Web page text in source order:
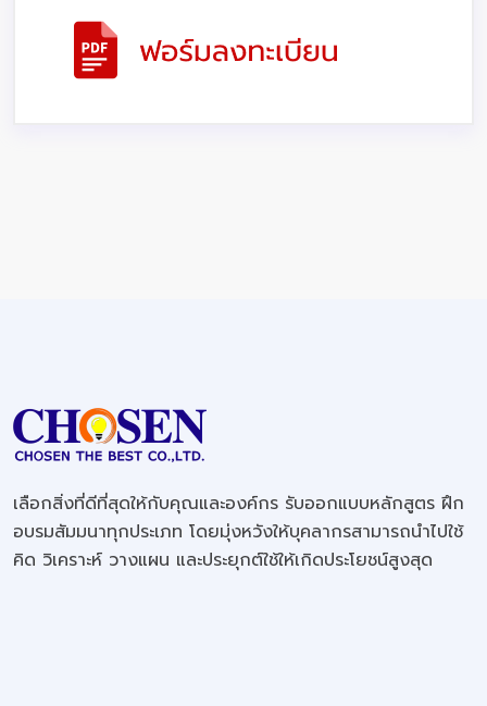
เลือกสิ่งที่ดีที่สุดให้กับคุณและองค์กร รับออกแบบหลักสูตร ฝึก
อบรมสัมมนาทุกประเภท โดยมุ่งหวังให้บุคลากรสามารถนำไปใช้
คิด วิเคราะห์ วางแผน และประยุกต์ใช้ให้เกิดประโยชน์สูงสุด